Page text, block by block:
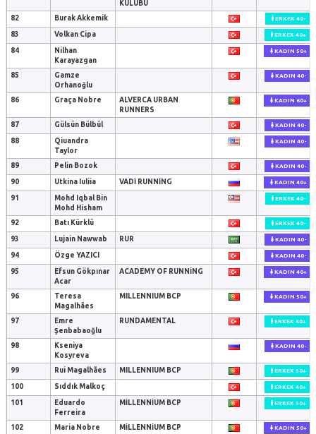
KULÜBÜ
82
Burak Akkemik ERKEK 40-
83 Volkan Cipa ERKEK 40+
84
Nilhan
Karayazgan
KADIN 50+
85
Gamze
Orhanoğlu
KADIN 40-
86 Graça Nobre
ALVERCA URBAN
RUNNERS
KADIN 60+
87 Gülsün Bülbül KADIN 40-
88
Qiuandra
Taylor
KADIN 40-
89 Pelin Bozok KADIN 40-
90 Utkina Iuliia VADI RUNNING KADIN 40+
91
Mohd Iqbal Bin
Mohd Hisham
ERKEK 40-
92 Batı Kürklü ERKEK 40-
93 Lujain Nawwab RUR KADIN 40-
94 Özge YAZICI KADIN 40-
95
Efsun Gökpınar
Acar
ACADEMY OF RUNNING KADIN 40+
96
Teresa
Magalhães
MILLENNIUM BCP KADIN 50+
97
Emre
Şenbabaoğlu
RUNDAMENTAL ERKEK 40+
98
Kseniya
Kosyreva
KADIN 40-
99 Rui Magalhães MILLENNIUM BCP ERKEK 50+
100 Sıddık Malkoç ERKEK 40+
101
Eduardo
Ferreira
MILLENNIUM BCP ERKEK 50+
102 Maria Nobre MILLENNIUM BCP KADIN 50+